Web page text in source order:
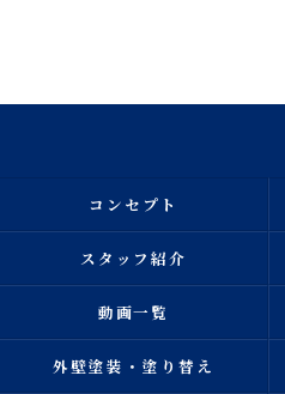
コンセプト
スタッフ紹介
動画一覧
外壁塗装・塗り替え